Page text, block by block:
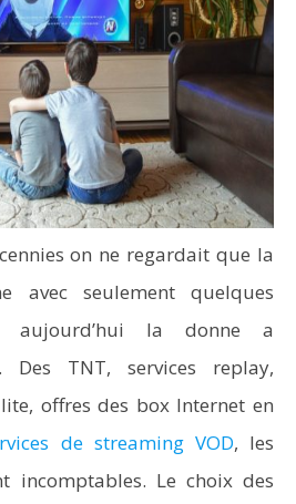
on ne regardait que la
avec seulement quelques
aujourd’hui la donne a
Des TNT, services replay,
offres des box Internet en
de streaming VOD, les
incomptables. Le choix des